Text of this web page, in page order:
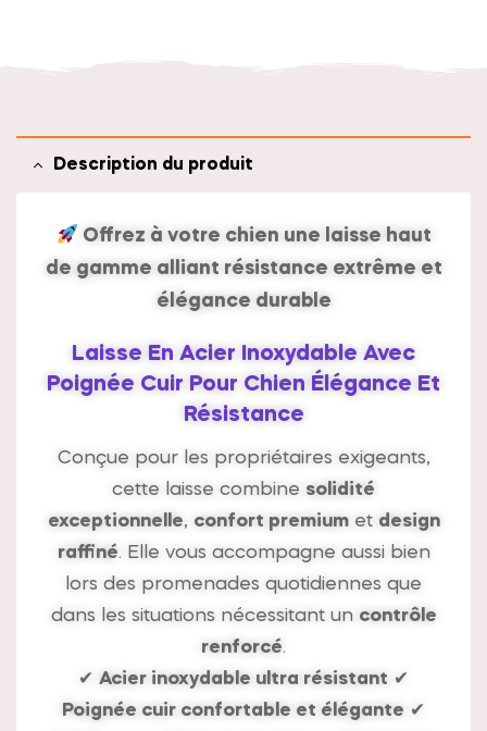
Description du produit
Offrez à votre chien une laisse haut
de gamme alliant résistance extrême et
élégance durable
Laisse En Acier Inoxydable Avec
Poignée Cuir Pour Chien Élégance Et
Résistance
Conçue pour les propriétaires exigeants,
cette laisse combine solidité
exceptionnelle, confort premiumet design
raffiné. Elle vous accompagne aussi bien
lors des promenades quotidiennes que
dans les situations nécessitant un contrôle
renforcé.
✔ Acier inoxydable ultra résistant ✔
Poignée cuir confortable et élégante ✔